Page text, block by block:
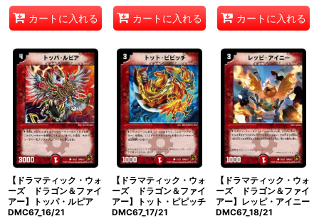
カートに入れる カートに入れる カートに入れる
【ドラマティック・ウォ
ーズ ドラゴン＆ファイ
アー】トッパ・ルピア
DMC67_16/21
【ドラマティック・ウォ
ーズ ドラゴン＆ファイ
アー】トット・ピピッチ
DMC67_17/21
【ドラマティック・ウォ
ーズ ドラゴン＆ファイ
アー】レッピ・アイニー
DMC67_18/21